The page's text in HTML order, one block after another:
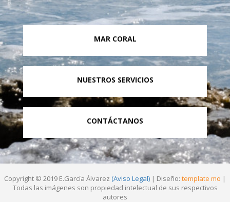
MAR CORAL
NUESTROS SERVICIOS
CONTÁCTANOS
Copyright © 2019 E.García Álvarez (Aviso Legal) | Diseño: template mo |
Todas las imágenes son propiedad intelectual de sus respectivos
autores